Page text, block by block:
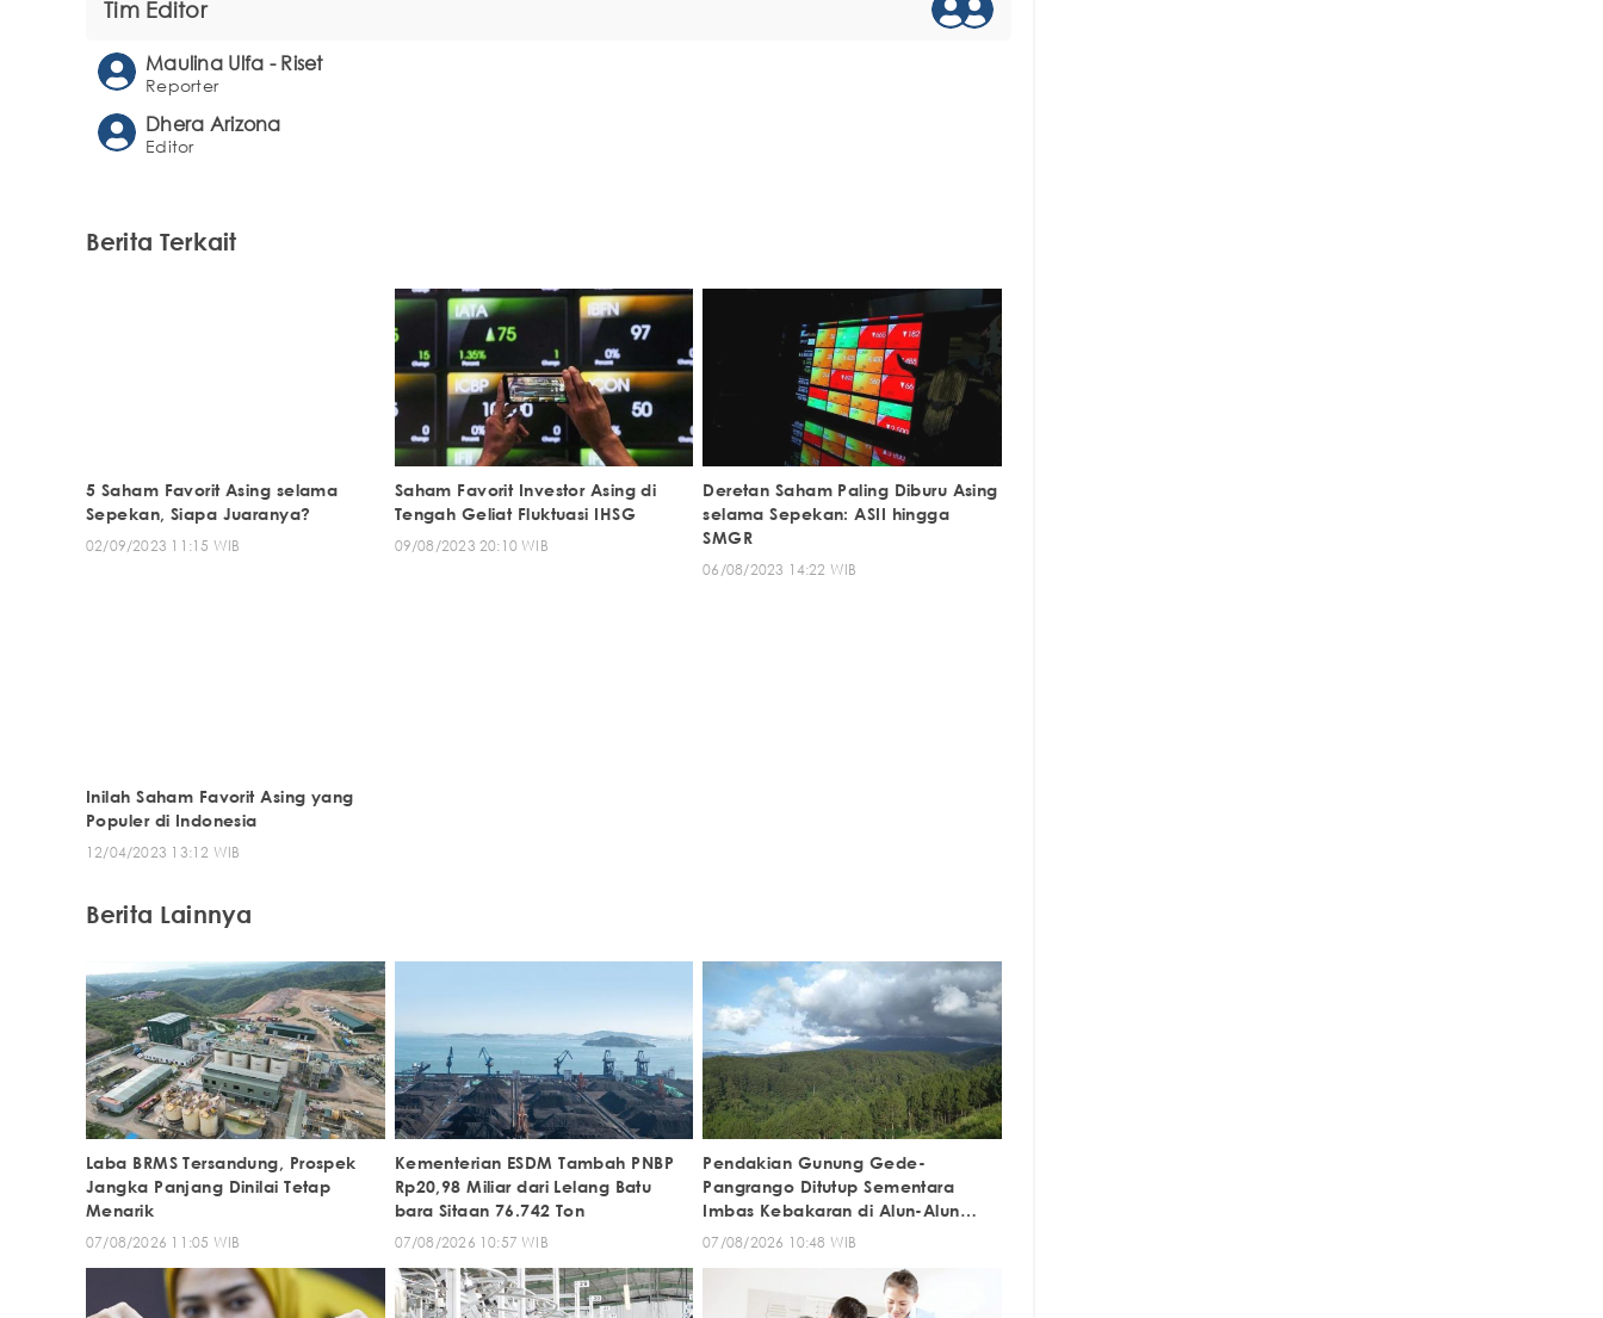
Tim Editor
Maulina Ulfa - Riset
Reporter
Dhera Arizona
Editor
Berita Terkait
5 Saham Favorit Asing selama
Sepekan, Siapa Juaranya?
02/09/2023 11:15 WIB
Saham Favorit Investor Asing di
Tengah Geliat Fluktuasi IHSG
09/08/2023 20:10 WIB
Deretan Saham Paling Diburu Asing
selama Sepekan: ASII hingga
SMGR
06/08/2023 14:22 WIB
Inilah Saham Favorit Asing yang
Populer di Indonesia
12/04/2023 13:12 WIB
Berita Lainnya
Laba BRMS Tersandung, Prospek
Jangka Panjang Dinilai Tetap
Menarik
07/08/2026 11:05 WIB
Kementerian ESDM Tambah PNBP
Rp20,98 Miliar dari Lelang Batu
bara Sitaan 76.742 Ton
07/08/2026 10:57 WIB
Pendakian Gunung Gede-
Pangrango Ditutup Sementara
Imbas Kebakaran di Alun-Alun
Suryakencana
07/08/2026 10:48 WIB